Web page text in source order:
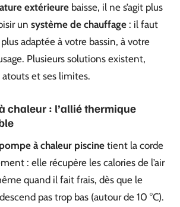
extérieure baisse, il ne s’agit plus
un système de chauffage : il faut
adaptée à votre bassin, à votre
Plusieurs solutions existent,
atouts et ses limites.
chaleur : l’allié thermique
pompe à chaleur piscine tient la corde
: elle récupère les calories de l’air
quand il fait frais, dès que le
pas trop bas (autour de 10 °C).